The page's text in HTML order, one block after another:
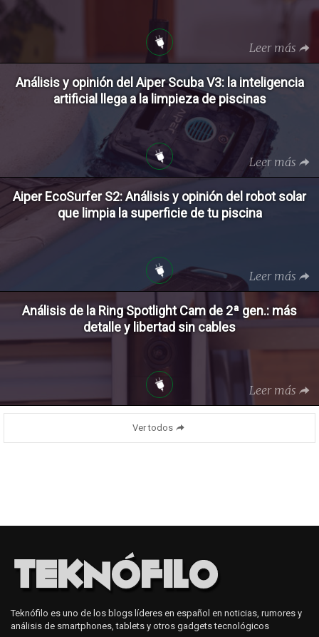
Leer más
Análisis y opinión del Aiper Scuba V3: la inteligencia
artificial llega a la limpieza de piscinas
Leer más
Aiper EcoSurfer S2: Análisis y opinión del robot solar
que limpia la superficie de tu piscina
Leer más
Análisis de la Ring Spotlight Cam de 2ª gen.: más
detalle y libertad sin cables
Leer más
Ver todos
Teknófilo es uno de los blogs líderes en español en noticias, rumores y
análisis de smartphones, tablets y otros gadgets tecnológicos